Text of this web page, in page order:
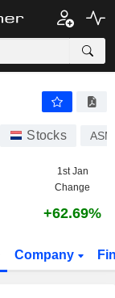
Stocks
1st Jan
Change
+62.69%
Company